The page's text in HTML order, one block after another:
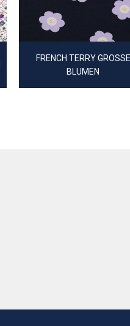
FRENCH TERRY GROSSE
BLUMEN